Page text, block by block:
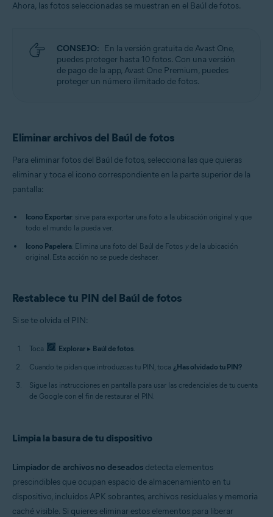
Ahora, las fotos seleccionadas se muestran en el Baúl de fotos.
CONSEJO: En la versión gratuita de Avast One,
puedes proteger hasta 10 fotos. Con una versión
de pago de la app, Avast One Premium, puedes
proteger un número ilimitado de fotos.
Eliminar archivos del Baúl de fotos
Para eliminar fotos del Baúl de fotos, selecciona las que quieras
eliminar y toca el icono correspondiente en la parte superior de la
pantalla:
Icono Exportar: sirve para exportar una foto a la ubicación original y que
todo el mundo la pueda ver.
Icono Papelera: Elimina una foto del Baúl de Fotos yde la ubicación
original. Esta acción no se puede deshacer.
Restablece tu PIN del Baúl de fotos
Si se te olvida el PIN:
Toca Explorar ▸ Baúl de fotos.
Cuando te pidan que introduzcas tu PIN, toca ¿Has olvidado tu PIN?
Sigue las instrucciones en pantalla para usar las credenciales de tu cuenta
de Google con el fin de restaurar el PIN.
Limpia la basura de tu dispositivo
Limpiador de archivos no deseados detecta elementos
prescindibles que ocupan espacio de almacenamiento en tu
dispositivo, incluidos APK sobrantes, archivos residuales y memoria
caché visible. Si quieres eliminar estos elementos para liberar